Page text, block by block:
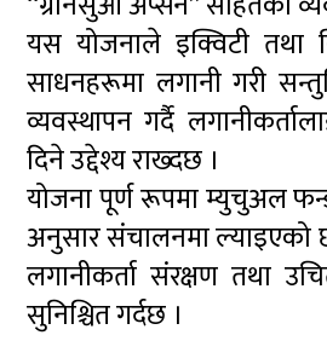
यस योजनाले इक्विटी तथा
साधनहरूमा लगानी गरी
व्यवस्थापन गर्दै
दिने उद्देश्य राख्दछ ।
योजना पूर्ण रूपमा म्युचुअल
अनुसार संचालनमा ल्याइएको
लगानीकर्ता संरक्षण तथा
सुनिश्चित गर्दछ ।